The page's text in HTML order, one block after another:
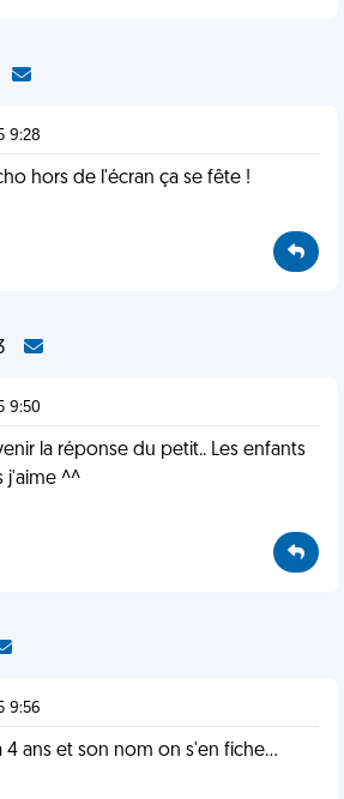
9:28
hors de l'écran ça se fête !
9:50
la réponse du petit.. Les enfants
j'aime ^^
9:56
4 ans et son nom on s'en fiche...